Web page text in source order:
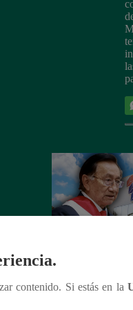
Sunedu rechaza
contenido. Si estás en la